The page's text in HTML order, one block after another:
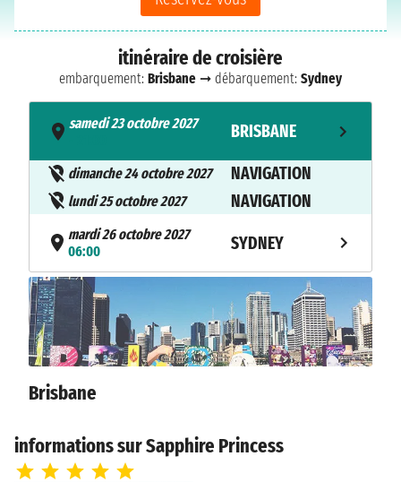
itinéraire de croisière
embarquement: Brisbane ➞ débarquement: Sydney
samedi 23 octobre 2027
BRISBANE
dimanche 24 octobre 2027 NAVIGATION
lundi 25 octobre 2027 NAVIGATION
mardi 26 octobre 2027
06:00
SYDNEY
Brisbane
informations sur Sapphire Princess